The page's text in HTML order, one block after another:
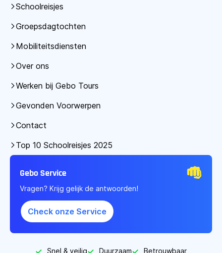
Schoolreisjes
Groepsdagtochten
Mobiliteitsdiensten
Over ons
Werken bij Gebo Tours
Gevonden Voorwerpen
Contact
Top 10 Schoolreisjes 2025
Gebo Service
Vragen? Krijg gelijk de antwoorden!
Check onze Service
Snel & veilig Duurzaam Betrouwbaar